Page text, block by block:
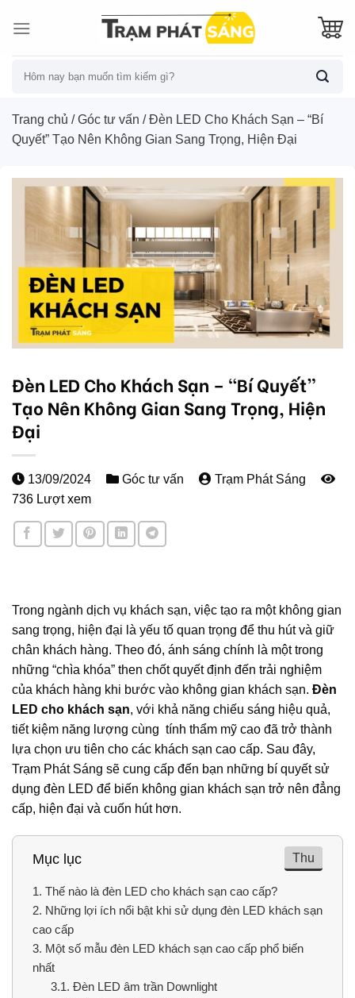
Tìm
Trang chủ /Góc tư vấn /Đèn LED Cho Khách Sạn – “Bí
Quyết” Tạo Nên Không Gian Sang Trọng, Hiện Đại
Đèn LED Cho Khách Sạn – “Bí Quyết”
Tạo Nên Không Gian Sang Trọng, Hiện
Đại
13/09/2024 Góc tư vấn
Trạm Phát Sáng
736 Lượt xem
Trong ngành dịch vụ khách sạn, việc tạo ra một không gian
sang trọng, hiện đại là yếu tố quan trọng để thu hút và giữ
chân khách hàng. Theo đó, ánh sáng chính là một trong
những “chìa khóa” then chốt quyết định đến trải nghiệm
của khách hàng khi bước vào không gian khách sạn. Đèn
LED cho khách sạn, với khả năng chiếu sáng hiệu quả,
tiết kiệm năng lượng cùng tính thẩm mỹ cao đã trở thành
lựa chọn ưu tiên cho các khách sạn cao cấp. Sau đây,
Trạm Phát Sáng sẽ cung cấp đến bạn những bí quyết sử
dụng đèn LED để biến không gian khách sạn trở nên đẳng
cấp, hiện đại và cuốn hút hơn.
Mục lục Thu
1. Thế nào là đèn LED cho khách sạn cao cấp?
2. Những lợi ích nổi bật khi sử dụng đèn LED khách sạn
cao cấp
3. Một số mẫu đèn LED khách sạn cao cấp phổ biến
nhất
3.1. Đèn LED âm trần Downlight